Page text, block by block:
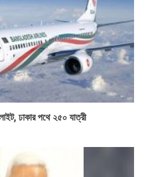
ঢাকার পথে ২৫০ যাত্রী